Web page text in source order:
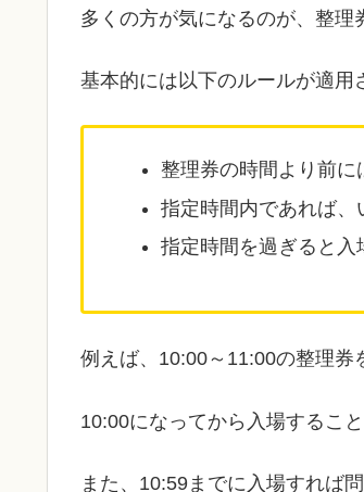
多くの方が気になるのが、整理
基本的には以下のルールが適用
整理券の時間より前に
指定時間内であれば、
指定時間を過ぎると入
例えば、10:00～11:00の整理券
10:00になってから入場すること
また、10:59までに入場すれば